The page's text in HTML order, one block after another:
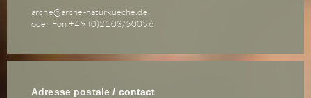
arche@arche-naturkueche.de
oder Fon +49 (0)2103/50056
Adresse postale / contact